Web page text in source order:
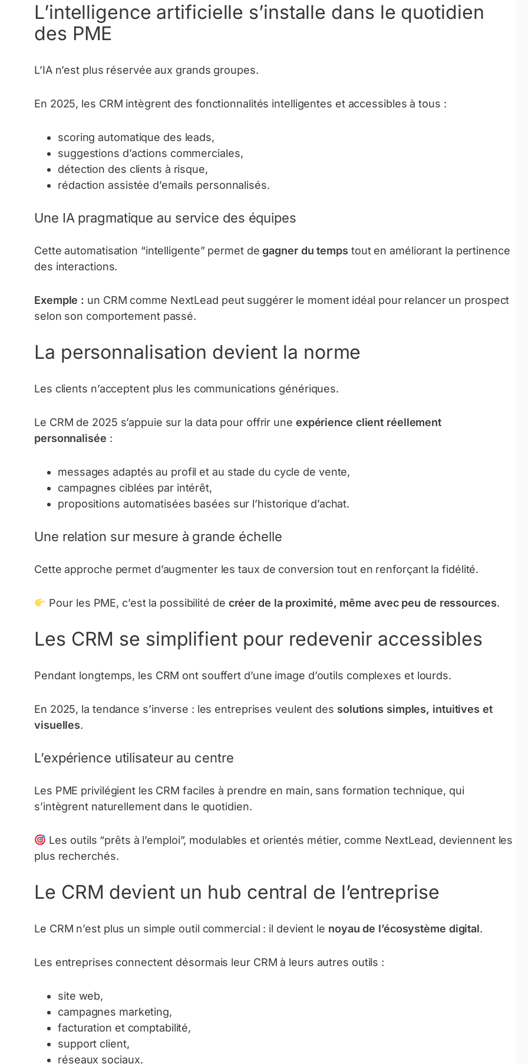
L’intelligence artificielle s’installe dans le quotidien
des PME
L’IA n’est plus réservée aux grands groupes.
En 2025, les CRM intègrent des fonctionnalités intelligentes et accessibles à tous :
scoring automatique des leads,
suggestions d’actions commerciales,
détection des clients à risque,
rédaction assistée d’emails personnalisés.
Une IA pragmatique au service des équipes
Cette automatisation “intelligente” permet degagner du temps tout en améliorant la pertinence
des interactions.
Exemple : un CRM comme NextLead peut suggérer le moment idéal pour relancer un prospect
selon son comportement passé.
La personnalisation devient la norme
Les clients n’acceptent plus les communications génériques.
Le CRM de 2025 s’appuie sur la data pour offrir une expérience client réellement
personnalisée :
messages adaptés au profil et au stade du cycle de vente,
campagnes ciblées par intérêt,
propositions automatisées basées sur l’historique d’achat.
Une relation sur mesure à grande échelle
Cette approche permet d’augmenter les taux de conversion tout en renforçant la fidélité.
Pour les PME, c’est la possibilité de créer de la proximité, même avec peu de ressources.
Les CRM se simplifient pour redevenir accessibles
Pendant longtemps, les CRM ont souffert d’une image d’outils complexes et lourds.
En 2025, la tendance s’inverse : les entreprises veulent des solutions simples, intuitives et
visuelles.
L’expérience utilisateur au centre
Les PME privilégient les CRM faciles à prendre en main, sans formation technique, qui
s’intègrent naturellement dans le quotidien.
Les outils “prêts à l’emploi”, modulables et orientés métier, comme NextLead, deviennent les
plus recherchés.
Le CRM devient un hub central de l’entreprise
Le CRM n’est plus un simple outil commercial : il devient le noyau de l’écosystème digital.
Les entreprises connectent désormais leur CRM à leurs autres outils :
site web,
campagnes marketing,
facturation et comptabilité,
support client,
réseaux sociaux.